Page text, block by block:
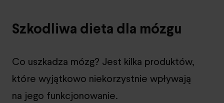
Szkodliwa dieta dla mózgu
Co uszkadza mózg? Jest kilka produktów,
które wyjątkowo niekorzystnie wpływają
na jego funkcjonowanie.